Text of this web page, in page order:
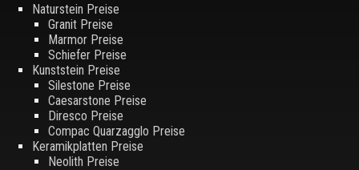
Naturstein Preise
Granit Preise
Marmor Preise
Schiefer Preise
Kunststein Preise
Silestone Preise
Caesarstone Preise
Diresco Preise
Compac Quarzagglo Preise
Keramikplatten Preise
Neolith Preise